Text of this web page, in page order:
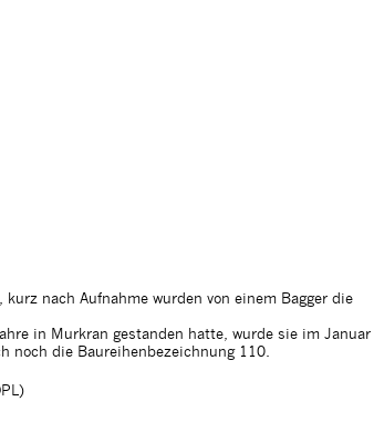
nach Aufnahme wurden von einem Bagger die
in Murkran gestanden hatte, wurde sie im
noch die Baureihenbezeichnung 110.